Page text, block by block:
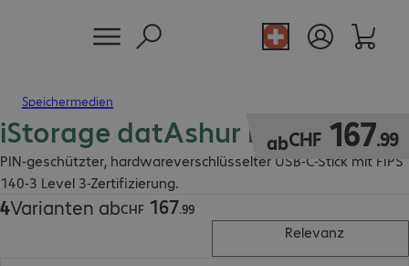
Speichermedien
iStorage datAshur Pro+C
PIN-geschützter, hardwareverschlüsselter USB-C-Stick mit FIPS
140-3 Level 3-Zertifizierung.
abCHF 167.99
CHF 167.99
4Varianten abCHF 167.99
CHF 167.99
Relevanz